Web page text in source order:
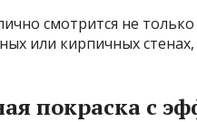
смотрится не
или кирпичных
покраска с